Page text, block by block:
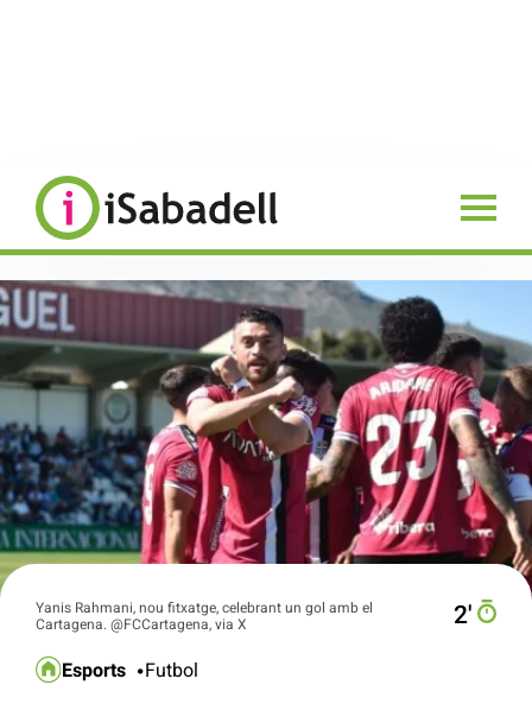
Yanis Rahmani, nou fitxatge, celebrant un gol amb el
Cartagena. @FCCartagena, via X
2′
Esports Futbol